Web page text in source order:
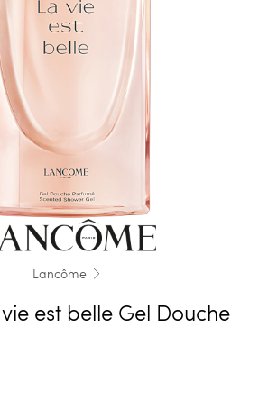
Lancôme
est belle Gel Douche